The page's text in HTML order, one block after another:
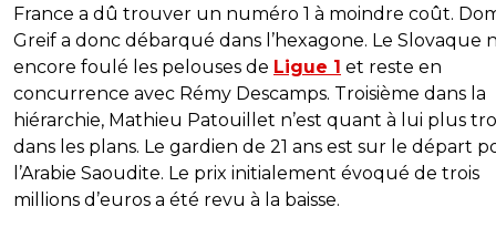
France a dû trouver un numéro 1 à moindre coût.
Greif a donc débarqué dans l’hexagone. Le Slovaque
encore foulé les pelouses de Ligue 1 et reste en
concurrence avec Rémy Descamps. Troisième dans la
hiérarchie, Mathieu Patouillet n’est quant à lui plus
dans les plans. Le gardien de 21 ans est sur le départ
l’Arabie Saoudite. Le prix initialement évoqué de trois
millions d’euros a été revu à la baisse.